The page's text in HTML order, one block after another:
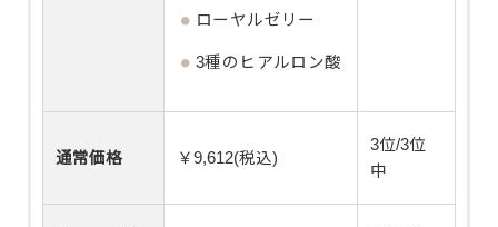
ローヤルゼリー
3種のヒアルロン酸
通常価格 ￥9,612(税込)
3位/3位
中